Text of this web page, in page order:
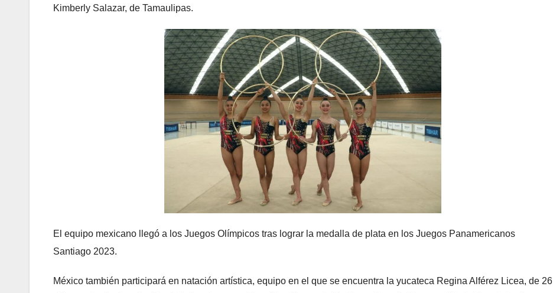
Kimberly Salazar, de Tamaulipas.
El equipo mexicano llegó a los Juegos Olímpicos tras lograr la medalla de plata en los Juegos Panamericanos
Santiago 2023.
México también participará en natación artística, equipo en el que se encuentra la yucateca Regina Alférez Licea, de 26